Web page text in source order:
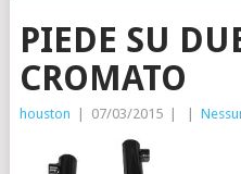
PIEDE SU
CROMATO
houston 07/03/2015